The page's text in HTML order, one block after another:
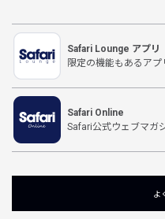
Safari Lounge アプリ
限定の機能もあるア
Safari Online
Safari公式ウェブマガ
よ